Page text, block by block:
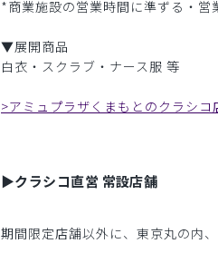
*商業施設の営業時間に準ずる・
▼展開商品
白衣・スクラブ・ナース服 等
>アミュプラザくまもとのクラシコ
▶︎クラシコ直営 常設店舗
期間限定店舗以外に、東京丸の内